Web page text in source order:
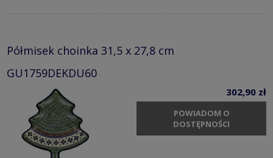
Półmisek choinka 31,5 x 27,8 cm
GU1759DEKDU60
302,90 zł
POWIADOM O
DOSTĘPNOŚCI